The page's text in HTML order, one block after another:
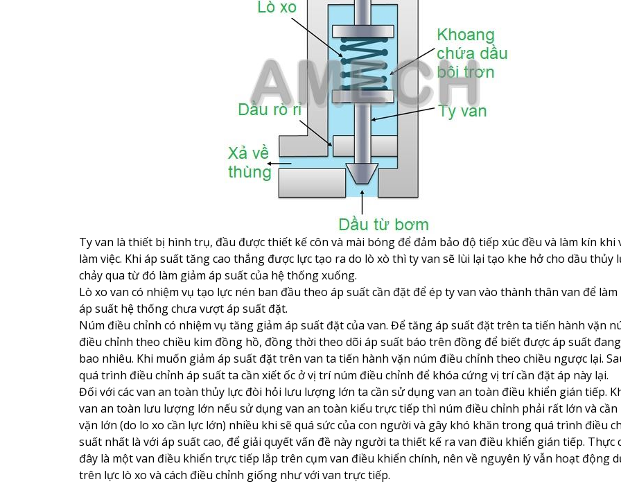
Ty van là thiết bị hình trụ, đầu được thiết kế côn và mài bóng để đảm bảo độ tiếp xúc đều và làm kín khi
làm việc. Khi áp suất tăng cao thắng được lực tạo ra do lò xò thì ty van sẽ lùi lại tạo khe hở cho dầu thủy
chảy qua từ đó làm giảm áp suất của hệ thống xuống.
Lò xo van có nhiệm vụ tạo lực nén ban đầu theo áp suất cần đặt để ép ty van vào thành thân van để
áp suất hệ thống chưa vượt áp suất đặt.
Núm điều chỉnh có nhiệm vụ tăng giảm áp suất đặt của van. Để tăng áp suất đặt trên ta tiến hành vặn
điều chỉnh theo chiều kim đồng hồ, đồng thời theo dõi áp suất báo trên đồng để biết được áp suất
bao nhiêu. Khi muốn giảm áp suất đặt trên van ta tiến hành vặn núm điều chỉnh theo chiều ngược lại.
quá trình điều chỉnh áp suất ta cần xiết ốc ở vị trí núm điều chỉnh để khóa cứng vị trí cần đặt áp này lại.
Đối với các van an toàn thủy lực đòi hỏi lưu lượng lớn ta cần sử dụng van an toàn điều khiển gián tiếp.
van an toàn lưu lượng lớn nếu sử dụng van an toàn kiểu trực tiếp thì núm điều chỉnh phải rất lớn và cần
vặn lớn (do lo xo cần lực lớn) nhiều khi sẽ quá sức của con người và gây khó khăn trong quá trình điều
suất nhất là với áp suất cao, để giải quyết vấn đề này người ta thiết kế ra van điều khiển gián tiếp. Thực
đây là một van điều khiển trực tiếp lắp trên cụm van điều khiển chính, nên về nguyên lý vẫn hoạt động
trên lực lò xo và cách điều chỉnh giống như với van trực tiếp.